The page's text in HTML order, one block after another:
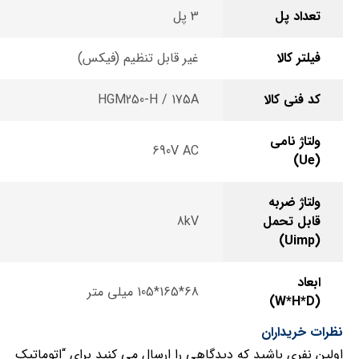
تعداد پل 3 پل
فیلتر کالا غیر قابل تنظیم (فیکس)
کد فنی کالا HGM250-H / 175A
ولتاژ نامی
(Ue)
690V AC
ولتاژ ضربه
قابل تحمل
(Uimp)
8kV
ابعاد
(W*H*D)
68*165*105 میلی متر
نظرات خریداران
اولین نفری باشید که دیدگاهی را ارسال می کنید برای “اتوماتیک